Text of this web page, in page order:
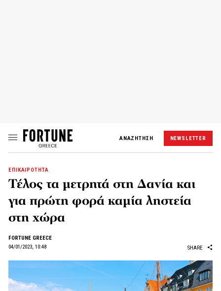
ΑΝΑΖΗΤΗΣΗ NEWSLETTER
ΕΠΙΚΑΙΡΟΤΗΤΑ
Τέλος τα μετρητά στη Δανία και
για πρώτη φορά καμία ληστεία
στη χώρα
FORTUNE GREECE
04/01/2023, 10:48
SHARE